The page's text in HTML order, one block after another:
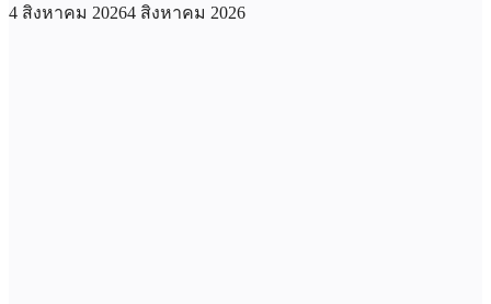
4 สิงหาคม 20264 สิงหาคม 2026